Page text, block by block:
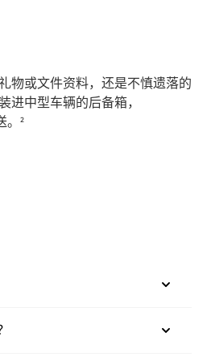
物或文件资料，还是不慎遗落的
进中型车辆的后备箱，
。²